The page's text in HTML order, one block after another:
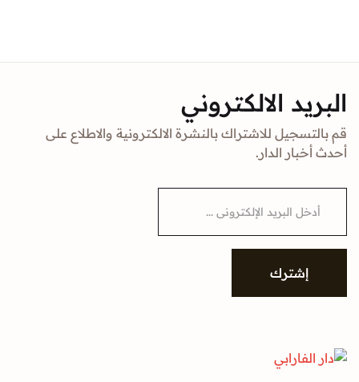
البريد الالكتروني
قم بالتسجيل للاشتراك بالنشرة الالكترونية والاطلاع على
أحدث أخبار الدار.
i
إشترك